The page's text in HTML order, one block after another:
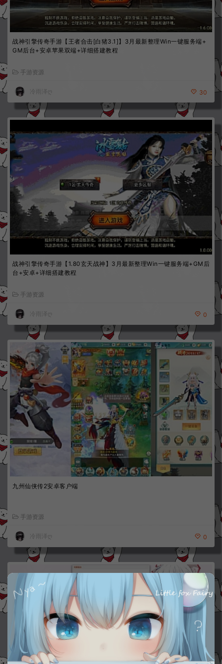
战神引擎传奇手游【王者合击[白猪3.1]】3月最新整理Win一键服务端+
GM后台+安卓苹果双端+详细搭建教程
手游资源
冷雨泽ღ 30
战神引擎传奇手游【1.80玄天战神】3月最新整理Win一键服务端+GM后
台+安卓+详细搭建教程
手游资源
冷雨泽ღ 0
九州仙侠传2安卓客户端
手游资源
冷雨泽ღ 0